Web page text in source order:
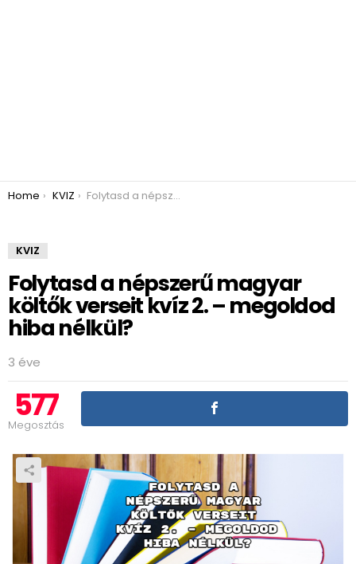
You are here:
Home KVIZ Folytasd a népszerű magyar költők verseit kvíz 2. – megoldod hiba nélkül?
KVIZ
Folytasd a népszerű magyar
költők verseit kvíz 2. – megoldod
hiba nélkül?
3 éve
577
Megosztás